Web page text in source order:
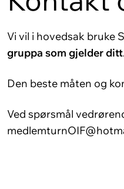
Vi vil i hovedsak bruke
gruppa som gjelder
Den beste måten og
Ved spørsmål